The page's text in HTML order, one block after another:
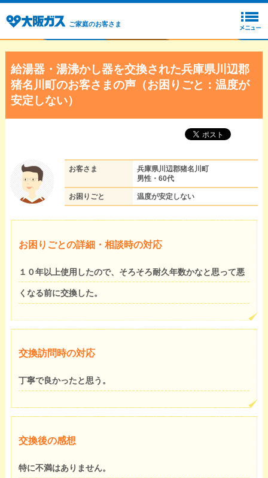
ご家庭のお客さま
給湯器・湯沸かし器を交換された兵庫県川辺郡
猪名川町のお客さまの声（お困りごと：温度が
安定しない）
お客さま
兵庫県川辺郡猪名川町
男性・60代
お困りごと 温度が安定しない
お困りごとの詳細・相談時の対応
１０年以上使用したので、そろそろ耐久年数かなと思って悪
くなる前に交換した。
交換訪問時の対応
丁寧で良かったと思う。
交換後の感想
特に不満はありません。